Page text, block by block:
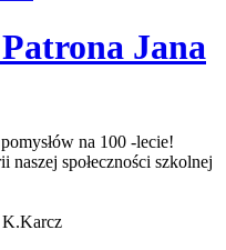
Jana
na 100 -lecie!
społeczności szkolnej
K.Karcz